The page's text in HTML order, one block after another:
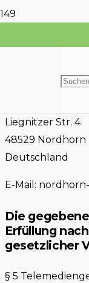
Liegnitzer Str. 4
48529 Nordhorn
Deutschland
E-Mail:
Die
Erfüllung
gesetzlicher
§ 5